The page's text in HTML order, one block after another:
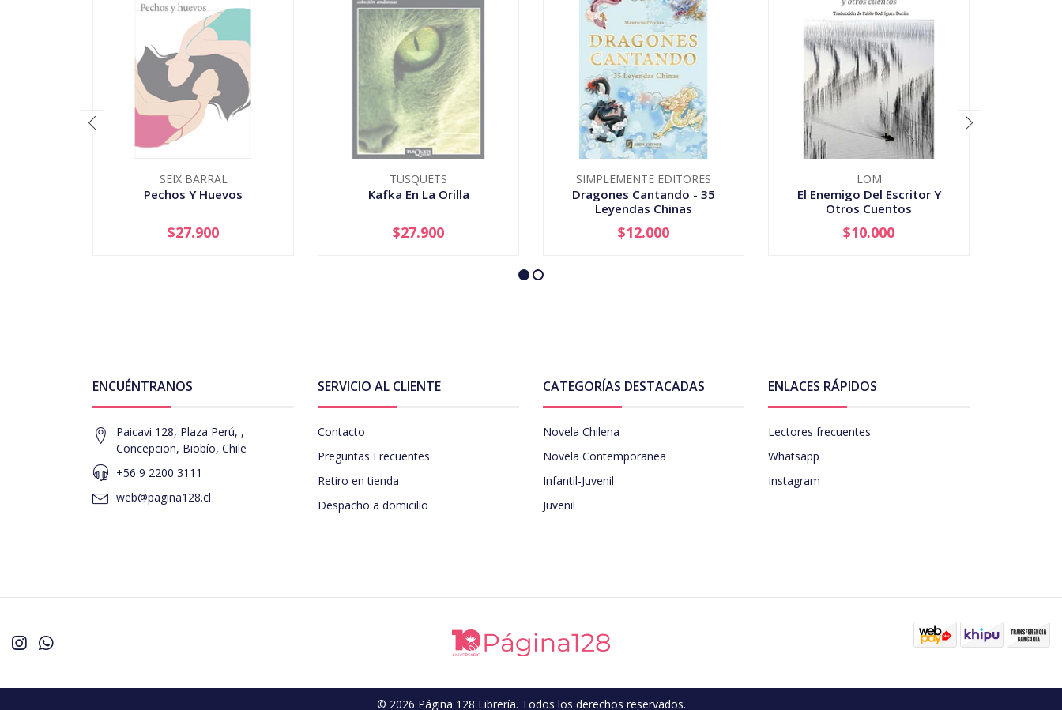
SEIX BARRAL
Pechos Y Huevos
AGOTADO
$27.900
TUSQUETS
Kafka En La Orilla
AGOTADO
$27.900
SIMPLEMENTE EDITORES
Dragones Cantando - 35
Leyendas Chinas
+
$12.000
LOM
El Enemigo Del Escritor Y
Otros Cuentos
+
$10.000
ENCUÉNTRANOS
Paicavi 128, Plaza Perú, ,
Concepcion, Biobío, Chile
+56 9 2200 3111
web@pagina128.cl
SERVICIO AL CLIENTE
Contacto
Preguntas Frecuentes
Retiro en tienda
Despacho a domicilio
CATEGORÍAS DESTACADAS
Novela Chilena
Novela Contemporanea
Infantil-Juvenil
Juvenil
ENLACES RÁPIDOS
Lectores frecuentes
Whatsapp
Instagram
© 2026 Página 128 Librería. Todos los derechos reservados.